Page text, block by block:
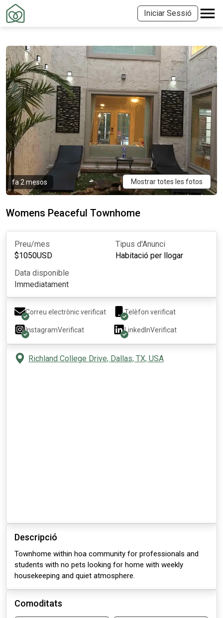
Iniciar Sessió
fa 2 mesos Mostrar totes les fotos
Womens Peaceful Townhome
Preu/mes
$1050USD
Tipus d'Anunci
Habitació per llogar
Data disponible
Immediatament
Correu electrònic verificat Telèfon verificat
InstagramVerificat LinkedInVerificat
Richland College Drive, Dallas, TX, USA
Descripció
Townhome within hoa community for professionals and
students with no pets looking for home with weekly
housekeeping and quiet atmosphere.
Comoditats